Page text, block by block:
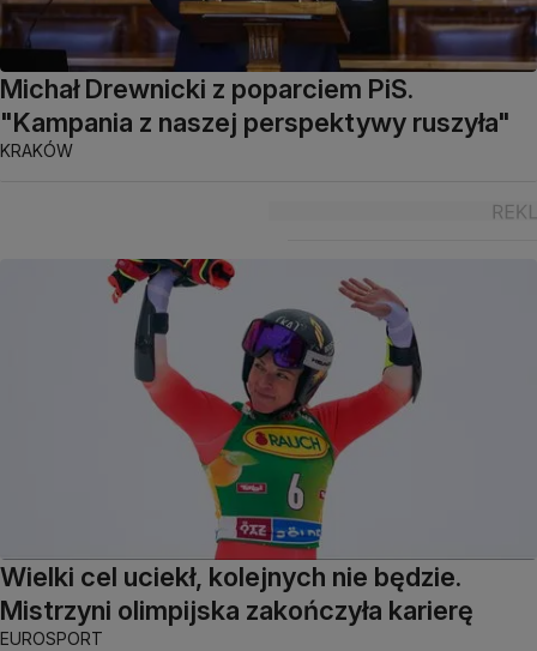
Michał Drewnicki z poparciem PiS.
"Kampania z naszej perspektywy ruszyła"
KRAKÓW
Wielki cel uciekł, kolejnych nie będzie.
Mistrzyni olimpijska zakończyła karierę
EUROSPORT